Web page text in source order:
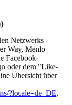
Netzwerks
Way, Menlo
Facebook-
oder dem "Like-
Übersicht über
?locale=de_DE.